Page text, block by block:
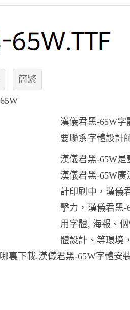
簡繁
漢儀君黑-65W
要聯系字體設計
漢儀君黑-65W
漢儀君黑-65W
計印刷中，漢儀
擊力，漢儀君黑-
用字體, 海報、
體設計、等環境
裏下載.漢儀君黑-65W字體安